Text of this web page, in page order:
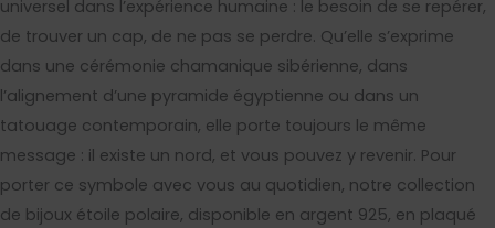
universel dans l’expérience humaine : le besoin de se repérer,
de trouver un cap, de ne pas se perdre. Qu’elle s’exprime
dans une cérémonie chamanique sibérienne, dans
l’alignement d’une pyramide égyptienne ou dans un
tatouage contemporain, elle porte toujours le même
message : il existe un nord, et vous pouvez y revenir. Pour
porter ce symbole avec vous au quotidien, notre collection
de bijoux étoile polaire, disponible en argent 925, en plaqué